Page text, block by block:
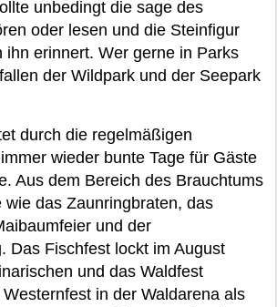
unbedingt die sage des
oder lesen und die Steinfigur
ihn erinnert. Wer gerne in Parks
der Wildpark und der Seepark
durch die regelmäßigen
wieder bunte Tage für Gäste
Aus dem Bereich des Brauchtums
wie das Zaunringbraten, das
und der
Das Fischfest lockt im August
und das Waldfest
in der Waldarena als